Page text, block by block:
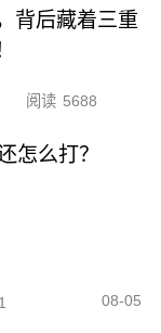
背后藏着三重
阅读 5688
怎么打？
08-05